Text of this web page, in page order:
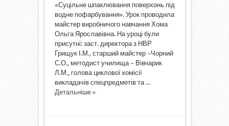
«Суцільне шпаклювання поверхонь під
водне пофарбування». Урок проводила
майстер виробничого навчання Хома
Ольга Ярославівна. На уроці були
присутні: заст. директора з НВР
Грищук І.М., старший майстер –Чорний
С.О., методист училища – Вівчарик
Л.М., голова циклової комісії
викладачів спецпредметів та ...
Детальніше »